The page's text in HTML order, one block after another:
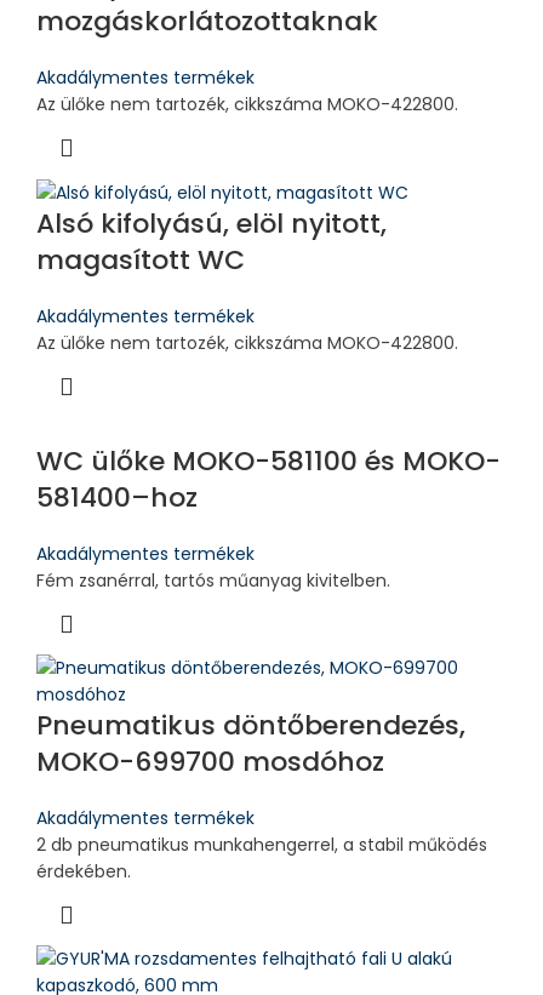
mozgáskorlátozottaknak
Akadálymentes termékek
Az ülőke nem tartozék, cikkszáma MOKO-422800.
Alsó kifolyású, elöl nyitott,
magasított WC
Akadálymentes termékek
Az ülőke nem tartozék, cikkszáma MOKO-422800.
WC ülőke MOKO-581100 és MOKO-
581400–hoz
Akadálymentes termékek
Fém zsanérral, tartós műanyag kivitelben.
Pneumatikus döntőberendezés,
MOKO-699700 mosdóhoz
Akadálymentes termékek
2 db pneumatikus munkahengerrel, a stabil működés
érdekében.